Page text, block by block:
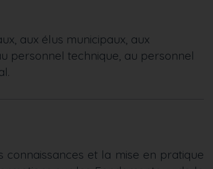
aux élus municipaux, aux
personnel technique, au personnel
connaissances et la mise en pratique